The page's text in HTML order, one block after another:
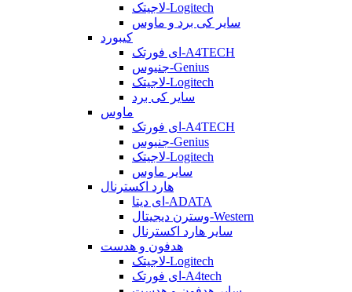
لاجیتک-Logitech
سایر کی برد و ماوس
کیبورد
ای فورتک-A4TECH
جنیوس-Genius
لاجیتک-Logitech
سایر کی برد
ماوس
ای فورتک-A4TECH
جنیوس-Genius
لاجیتک-Logitech
سایر ماوس
هارد اکسترنال
ای دیتا-ADATA
وسترن دیجیتال-Western
سایر هارد اکسترنال
هدفون و هدست
لاجیتک-Logitech
ای فورتک-A4tech